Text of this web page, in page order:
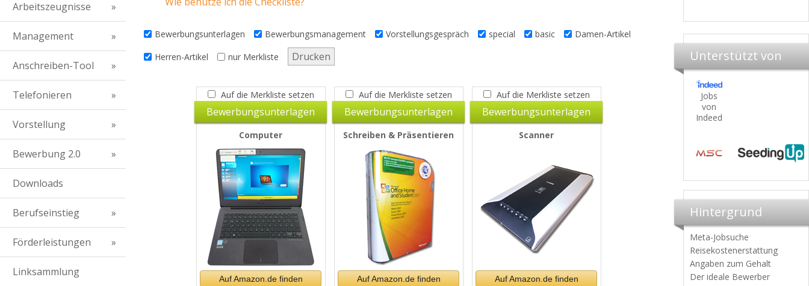
Arbeitszeugnisse
Management
Anschreiben-Tool
Telefonieren
Vorstellung
Bewerbung 2.0
Downloads
Berufseinstieg
Förderleistungen
Linksammlung
Unterstützt von
Jobs
von
Indeed
Hintergrund
Meta-Jobsuche
Reisekostenerstattung
Angaben zum Gehalt
Der ideale Bewerber
Bewerbungsunterlagen Bewerbungsmanagement Vorstellungsgespräch special basic
Damen-Artikel
Herren-Artikel
nur Merkliste Drucken
Auf die Merkliste setzen
Bewerbungsunterlagen
Computer
Auf Amazon.de finden
Auf die Merkliste setzen
Bewerbungsunterlagen
Schreiben & Präsentieren
Auf Amazon.de finden
Auf die Merkliste setzen
Bewerbungsunterlagen
Scanner
Auf Amazon.de finden